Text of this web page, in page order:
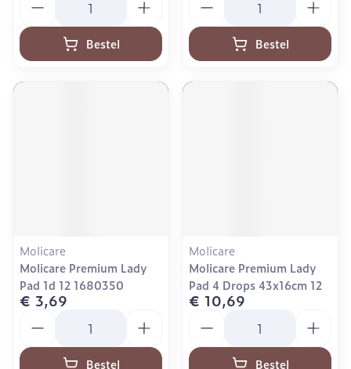
Bestel Bestel
Molicare
Molicare Premium Lady
Pad 1d 12 1680350
€ 3,69
Bestel
Molicare
Molicare Premium Lady
Pad 4 Drops 43x16cm 12
€ 10,69
Bestel